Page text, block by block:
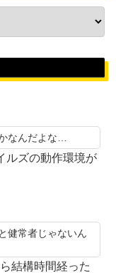
なんだよな…
ルズの動作環境が
健常者じゃないん
結構時間経った